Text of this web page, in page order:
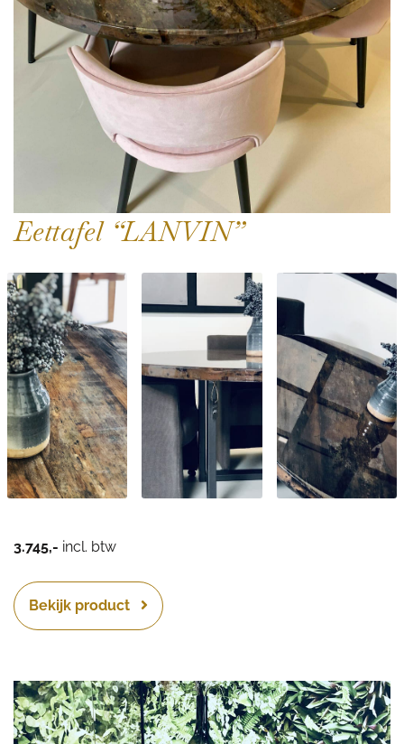
Eettafel “LANVIN”
3.745,- incl. btw
Bekijk product